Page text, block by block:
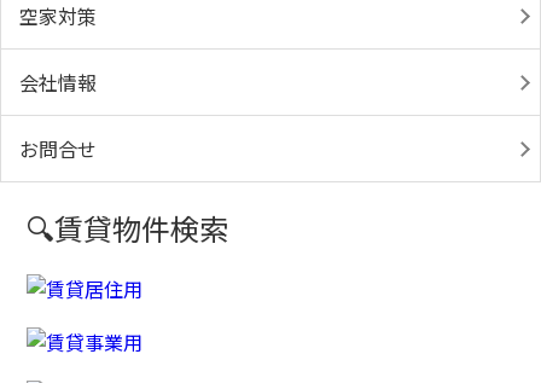
空家対策
会社情報
お問合せ
🔍賃貸物件検索